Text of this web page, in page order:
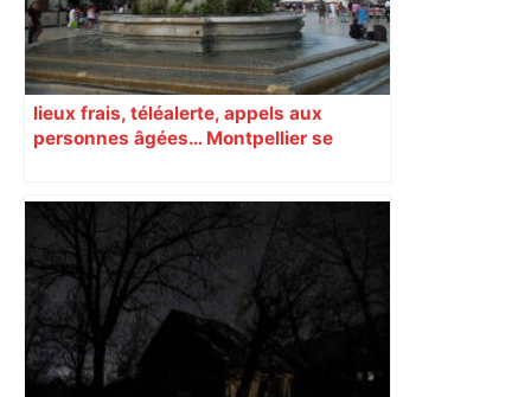
lieux frais, téléalerte, appels aux
personnes âgées… Montpellier se